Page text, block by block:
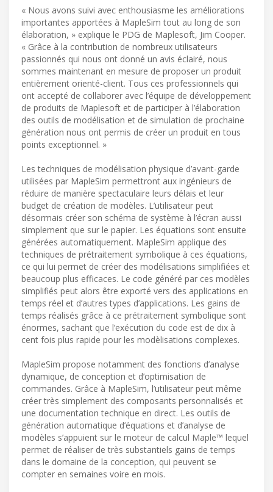
« Nous avons suivi avec enthousiasme les améliorations
importantes apportées à MapleSim tout au long de son
élaboration, » explique le PDG de Maplesoft, Jim Cooper.
« Grâce à la contribution de nombreux utilisateurs
passionnés qui nous ont donné un avis éclairé, nous
sommes maintenant en mesure de proposer un produit
entièrement orienté-client. Tous ces professionnels qui
ont accepté de collaborer avec l’équipe de développement
de produits de Maplesoft et de participer à l’élaboration
des outils de modélisation et de simulation de prochaine
génération nous ont permis de créer un produit en tous
points exceptionnel. »
Les techniques de modélisation physique d’avant-garde
utilisées par MapleSim permettront aux ingénieurs de
réduire de manière spectaculaire leurs délais et leur
budget de création de modèles. L’utilisateur peut
désormais créer son schéma de système à l’écran aussi
simplement que sur le papier. Les équations sont ensuite
générées automatiquement. MapleSim applique des
techniques de prétraitement symbolique à ces équations,
ce qui lui permet de créer des modélisations simplifiées et
beaucoup plus efficaces. Le code généré par ces modèles
simplifiés peut alors être exporté vers des applications en
temps réel et d’autres types d’applications. Les gains de
temps réalisés grâce à ce prétraitement symbolique sont
énormes, sachant que l’exécution du code est de dix à
cent fois plus rapide pour les modèlisations complexes.
MapleSim propose notamment des fonctions d’analyse
dynamique, de conception et d’optimisation de
commandes. Grâce à MapleSim, l’utilisateur peut même
créer très simplement des composants personnalisés et
une documentation technique en direct. Les outils de
génération automatique d’équations et d’analyse de
modèles s’appuient sur le moteur de calcul Maple™ lequel
permet de réaliser de très substantiels gains de temps
dans le domaine de la conception, qui peuvent se
compter en semaines voire en mois.